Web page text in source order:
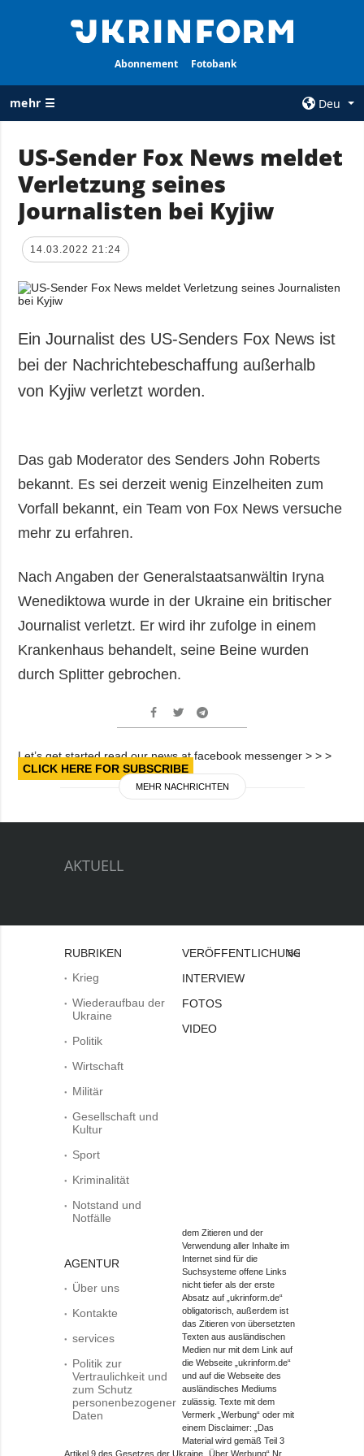
Abonnement Fotobank
mehr ☰
Deu
ALLE
RUBRIKEN
Krieg
Wiederaufbau
Politik
Militär
Gesellschaft und
Kultur
Notstand und
Notfälle
AGENTUR
Über uns
Politik zur
personenbezogener
Interview
Fotos
Video
Fotobank
US-Sender Fox News meldet
Verletzung seines
Journalisten bei Kyjiw
14.03.2022 21:24
Ein Journalist des US-Senders Fox News ist
bei der Nachrichtebeschaffung außerhalb
von Kyjiw verletzt worden.
Das gab Moderator des Senders John Roberts
bekannt. Es sei derzeit wenig Einzelheiten zum
Vorfall bekannt, ein Team von Fox News versuche
mehr zu erfahren.
Nach Angaben der Generalstaatsanwältin Iryna
Wenediktowa wurde in der Ukraine ein britischer
Journalist verletzt. Er wird ihr zufolge in einem
Krankenhaus behandelt, seine Beine wurden
durch Splitter gebrochen.
Let’s get started read our news at facebook messenger > > >
CLICK HERE FOR SUBSCRIBE
MEHR NACHRICHTEN
AKTUELL
RUBRIKEN
Krieg
Wiederaufbau der
Ukraine
Politik
Wirtschaft
Militär
Gesellschaft und
Kultur
Sport
Kriminalität
Notstand und
Notfälle
AGENTUR
Über uns
Kontakte
services
Politik zur
Vertraulichkeit und
zum Schutz
personenbezogener
Daten
VERÖFFENTLICHUNGEN
INTERVIEW
FOTOS
VIDEO
Bei
dem Zitieren und der
Verwendung aller Inhalte im
Internet sind für die
Suchsysteme offene Links
nicht tiefer als der erste
Absatz auf „ukrinform.de“
obligatorisch, außerdem ist
das Zitieren von übersetzten
Texten aus ausländischen
Medien nur mit dem Link auf
die Webseite „ukrinform.de“
und auf die Webseite des
ausländisches Mediums
zulässig. Texte mit dem
Vermerk „Werbung“ oder mit
einem Disclaimer: „Das
Material wird gemäß Teil 3
Artikel 9 des Gesetzes der Ukraine „Über Werbung“ Nr.